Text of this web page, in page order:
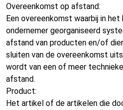
Overeenkomst op afstand:
Een overeenkomst waarbij in
ondernemer georganiseerd
afstand van producten en/of
sluiten van de overeenkomst
wordt van een of meer
afstand.
Product:
Het artikel of de artikelen die